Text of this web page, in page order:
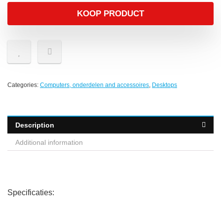
KOOP PRODUCT
Categories: Computers, onderdelen and accessoires, Desktops
Description
Additional information
Specificaties: